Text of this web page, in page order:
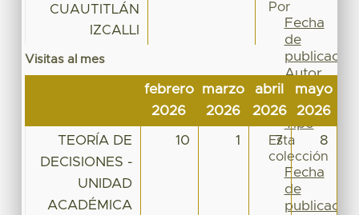
CUAUTITLÁN
IZCALLI
Visitas al mes
febrero
2026
marzo
2026
abril
2026
mayo
2026
TEORÍA DE
DECISIONES -
UNIDAD
ACADÉMICA
10 1 7 8
Por
Fecha
de
publicación
Autor
Título
Materia
Tipo
Esta
colección
Fecha
de
publicación